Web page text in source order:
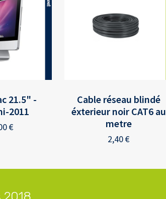
21.5" -
2011
€
Cable réseau blindé
éxterieur noir CAT6 au
metre
2,40€